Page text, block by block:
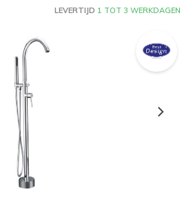
LEVERTIJD 1 TOT 3 WERKDAGEN